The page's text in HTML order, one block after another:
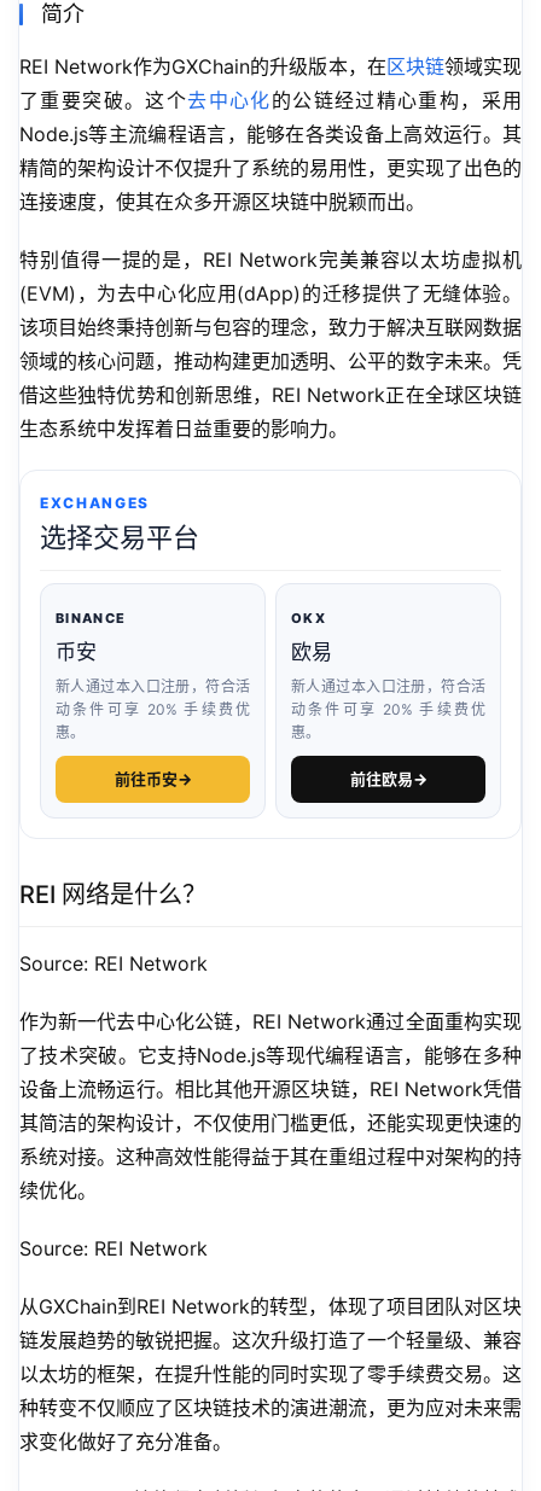
简介
REI Network作为GXChain的升级版本，在区块链领域实现
了重要突破。这个去中心化的公链经过精心重构，采用
Node.js等主流编程语言，能够在各类设备上高效运行。其
精简的架构设计不仅提升了系统的易用性，更实现了出色的
连接速度，使其在众多开源区块链中脱颖而出。
特别值得一提的是，REI Network完美兼容以太坊虚拟机
(EVM)，为去中心化应用(dApp)的迁移提供了无缝体验。
该项目始终秉持创新与包容的理念，致力于解决互联网数据
领域的核心问题，推动构建更加透明、公平的数字未来。凭
借这些独特优势和创新思维，REI Network正在全球区块链
生态系统中发挥着日益重要的影响力。
EXCHANGES
选择交易平台
BINANCE
币安
新人通过本入口注册，符合活
动条件可享 20% 手续费优
惠。
前往币安→
OKX
欧易
新人通过本入口注册，符合活
动条件可享 20% 手续费优
惠。
前往欧易→
REI 网络是什么？
Source: REI Network
作为新一代去中心化公链，REI Network通过全面重构实现
了技术突破。它支持Node.js等现代编程语言，能够在多种
设备上流畅运行。相比其他开源区块链，REI Network凭借
其简洁的架构设计，不仅使用门槛更低，还能实现更快速的
系统对接。这种高效性能得益于其在重组过程中对架构的持
续优化。
Source: REI Network
从GXChain到REI Network的转型，体现了项目团队对区块
链发展趋势的敏锐把握。这次升级打造了一个轻量级、兼容
以太坊的框架，在提升性能的同时实现了零手续费交易。这
种转变不仅顺应了区块链技术的演进潮流，更为应对未来需
求变化做好了充分准备。